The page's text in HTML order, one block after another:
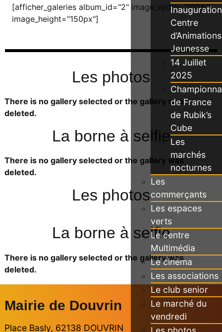
Inauguration
Centre
d’Animations
Jeunesse
14 Juillet
2025
de France
de Rubik’s
Cube
Les
marchés
nocturnes
Les
commerçants
Les espaces
verts
Le centre
Multimédia
Le cinéma
Les associations
Le club senior
Le marché du
vendredi
[afficher_galeries album_id="2" image_width="100%"
image_height="150px"]
Les photos
There is no gallery selected or the gallery was
deleted.
La borne à selfie
There is no gallery selected or the gallery was
deleted.
Les photos
La borne à selfie
There is no gallery selected or the gallery was
deleted.
Mairie de Douvrin
Place Basly, 62138 DOUVRIN